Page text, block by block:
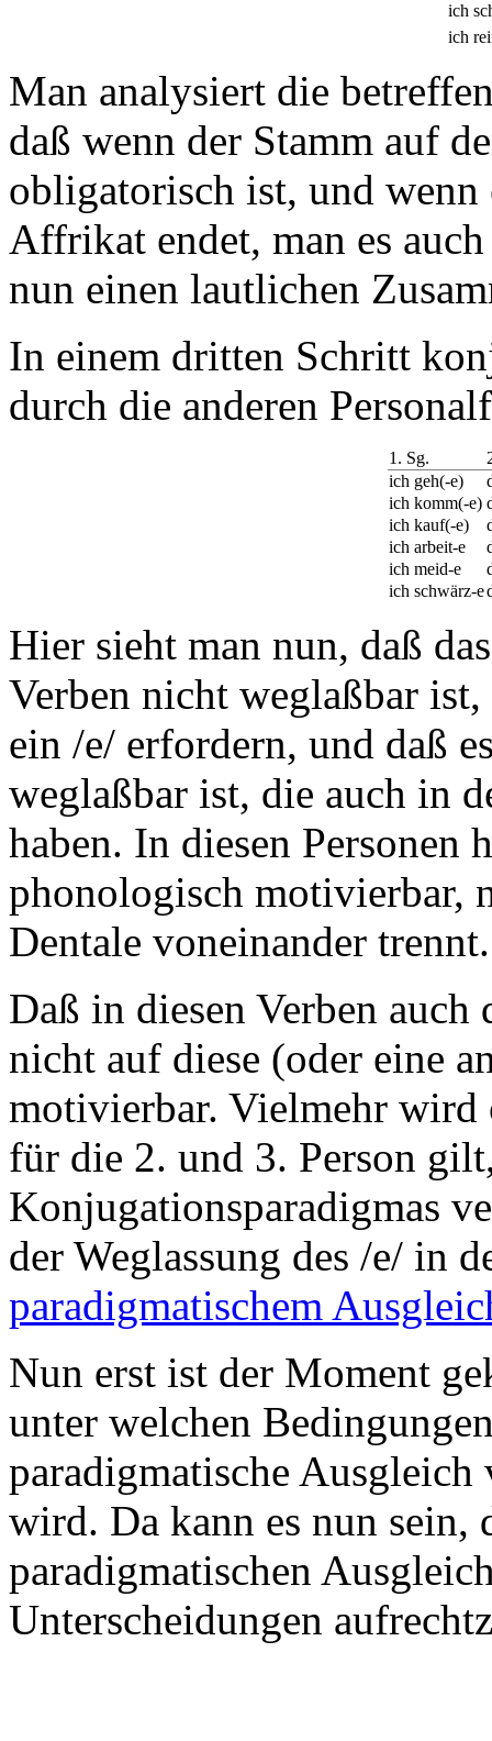
ich
ich
Man analysiert die
daß wenn der Stamm auf
obligatorisch ist, und
Affrikat endet, man es
nun einen lautlichen
In einem dritten Schritt
durch die anderen
1. Sg.
ich geh(-e)
ich komm(-e)
ich kauf(-e)
ich arbeit-e
ich meid-e
ich schwärz-e
Hier sieht man nun, daß
Verben nicht weglaßbar
ein /e/ erfordern, und daß
weglaßbar ist, die auch in
haben. In diesen Personen
phonologisch motivierbar,
Dentale voneinander trennt.
Daß in diesen Verben
nicht auf diese (oder eine
motivierbar. Vielmehr wird
für die 2. und 3. Person
Konjugationsparadigmas
der Weglassung des /e/ in
paradigmatischem
Nun erst ist der Moment
unter welchen
paradigmatische Ausgleich
wird. Da kann es nun sein,
paradigmatischen
Unterscheidungen